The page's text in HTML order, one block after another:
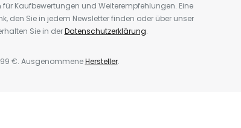
Kaufbewertungen und Weiterempfehlungen. Eine
den Sie in jedem Newsletter finden oder über unser
Sie in derDatenschutzerklärung.
€. AusgenommeneHersteller.